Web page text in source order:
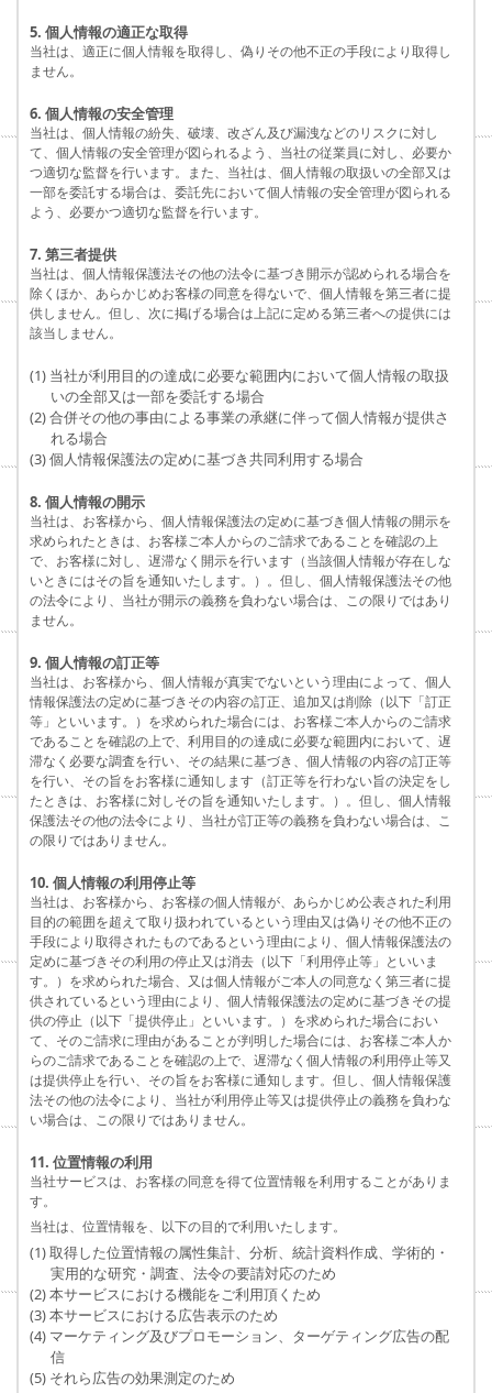
5. 個人情報の適正な取得
当社は、適正に個人情報を取得し、偽りその他不正の手段により取得し
ません。
6. 個人情報の安全管理
当社は、個人情報の紛失、破壊、改ざん及び漏洩などのリスクに対し
て、個人情報の安全管理が図られるよう、当社の従業員に対し、必要か
つ適切な監督を行います。また、当社は、個人情報の取扱いの全部又は
一部を委託する場合は、委託先において個人情報の安全管理が図られる
よう、必要かつ適切な監督を行います。
7. 第三者提供
当社は、個人情報保護法その他の法令に基づき開示が認められる場合を
除くほか、あらかじめお客様の同意を得ないで、個人情報を第三者に提
供しません。但し、次に掲げる場合は上記に定める第三者への提供には
該当しません。
(1) 当社が利用目的の達成に必要な範囲内において個人情報の取扱
いの全部又は一部を委託する場合
(2) 合併その他の事由による事業の承継に伴って個人情報が提供さ
れる場合
(3) 個人情報保護法の定めに基づき共同利用する場合
8. 個人情報の開示
当社は、お客様から、個人情報保護法の定めに基づき個人情報の開示を
求められたときは、お客様ご本人からのご請求であることを確認の上
で、お客様に対し、遅滞なく開示を行います（当該個人情報が存在しな
いときにはその旨を通知いたします。）。但し、個人情報保護法その他
の法令により、当社が開示の義務を負わない場合は、この限りではあり
ません。
9. 個人情報の訂正等
当社は、お客様から、個人情報が真実でないという理由によって、個人
情報保護法の定めに基づきその内容の訂正、追加又は削除（以下「訂正
等」といいます。）を求められた場合には、お客様ご本人からのご請求
であることを確認の上で、利用目的の達成に必要な範囲内において、遅
滞なく必要な調査を行い、その結果に基づき、個人情報の内容の訂正等
を行い、その旨をお客様に通知します（訂正等を行わない旨の決定をし
たときは、お客様に対しその旨を通知いたします。）。但し、個人情報
保護法その他の法令により、当社が訂正等の義務を負わない場合は、こ
の限りではありません。
10. 個人情報の利用停止等
当社は、お客様から、お客様の個人情報が、あらかじめ公表された利用
目的の範囲を超えて取り扱われているという理由又は偽りその他不正の
手段により取得されたものであるという理由により、個人情報保護法の
定めに基づきその利用の停止又は消去（以下「利用停止等」といいま
す。）を求められた場合、又は個人情報がご本人の同意なく第三者に提
供されているという理由により、個人情報保護法の定めに基づきその提
供の停止（以下「提供停止」といいます。）を求められた場合におい
て、そのご請求に理由があることが判明した場合には、お客様ご本人か
らのご請求であることを確認の上で、遅滞なく個人情報の利用停止等又
は提供停止を行い、その旨をお客様に通知します。但し、個人情報保護
法その他の法令により、当社が利用停止等又は提供停止の義務を負わな
い場合は、この限りではありません。
11. 位置情報の利用
当社サービスは、お客様の同意を得て位置情報を利用することがありま
す。
当社は、位置情報を、以下の目的で利用いたします。
(1) 取得した位置情報の属性集計、分析、統計資料作成、学術的・
実用的な研究・調査、法令の要請対応のため
(2) 本サービスにおける機能をご利用頂くため
(3) 本サービスにおける広告表示のため
(4) マーケティング及びプロモーション、ターゲティング広告の配
信
(5) それら広告の効果測定のため